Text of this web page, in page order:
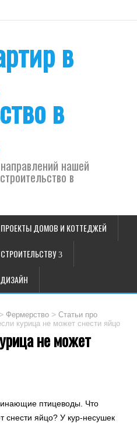
в
в
нашей
в
ПРОЕКТЫ ДОМОВ И КОТТЕДЖЕЙ
ДИЗАЙН
> Фермерство >Статьи про
курица не может снести яйцо
не может
птицеводы. Что
снести яйцо? У кур-несушек